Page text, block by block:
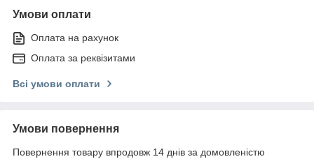
Умови оплати
Оплата на рахунок
Оплата за реквізитами
Всі умови оплати
Умови повернення
Повернення товару впродовж 14 днів за домовленістю